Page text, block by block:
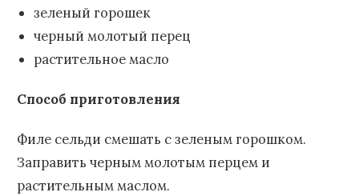
зеленый горошек
черный молотый перец
растительное масло
Способ приготовления
Филе сельди смешать с зеленым горошком.
Заправить черным молотым перцем и
растительным маслом.